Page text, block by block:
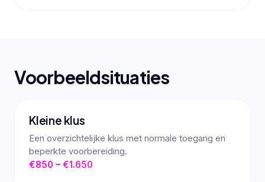
Voorbeeldsituaties
Kleine klus
Een overzichtelijke klus met normale toegang en
beperkte voorbereiding.
€850 – €1.650